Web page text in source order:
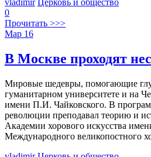
vladimir Церковь и общество
0
Прочитать >>>
Мар 16
В Москве проходят
Мировые шедевры, помогающие
гуманитарном университете и на
имени П.И. Чайковского. В
революции преподавал теорию и
Академии хорового искусства
Международного великопостного